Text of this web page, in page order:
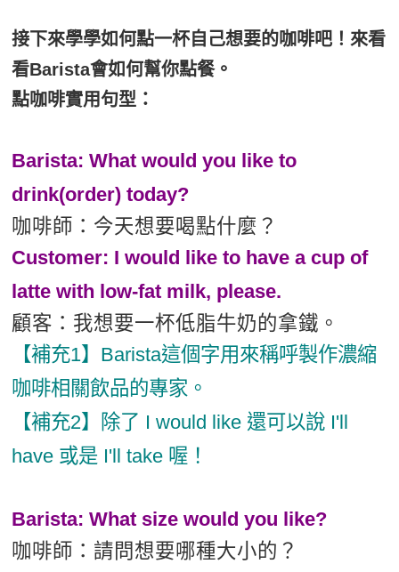
接下來學學如何點一杯自己想要的咖啡吧！來看
看Barista會如何幫你點餐。
點咖啡實用句型：
Barista: What would you like to
drink(order) today?
咖啡師：今天想要喝點什麼？
Customer: I would like to have a cup of
latte with low-fat milk, please.
顧客：我想要一杯低脂牛奶的拿鐵。
【補充1】Barista這個字用來稱呼製作濃縮
咖啡相關飲品的專家。
【補充2】除了 I would like 還可以說 I'll
have 或是 I'll take 喔！
Barista: What size would you like?
咖啡師：請問想要哪種大小的？